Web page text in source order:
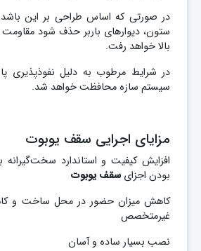
در صورتی که اساس طراحی بر این
ستون، دیوارهای باربر حذف شود مقاومت
بالا خواهد رفت.
در شرایط مرطوب به دلیل نفوذپذیری
سیستم سازه محافظت خواهد شد.
مزایای اجرایی سقف یوبوت
افزایش کیفیت و استاندارد
بودن اجزای سقف یوبوت
کاهش میزان حضور در محل ساخت و
غیرمتخصص
نصب بسیار ساده و آسان